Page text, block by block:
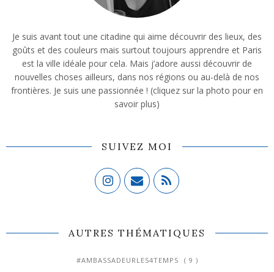
Je suis avant tout une citadine qui aime découvrir des lieux, des
goûts et des couleurs mais surtout toujours apprendre et Paris
est la ville idéale pour cela. Mais j’adore aussi découvrir de
nouvelles choses ailleurs, dans nos régions ou au-delà de nos
frontières. Je suis une passionnée ! (cliquez sur la photo pour en
savoir plus)
SUIVEZ MOI
AUTRES THÉMATIQUES
#AMBASSADEURLES4TEMPS ( 9 )